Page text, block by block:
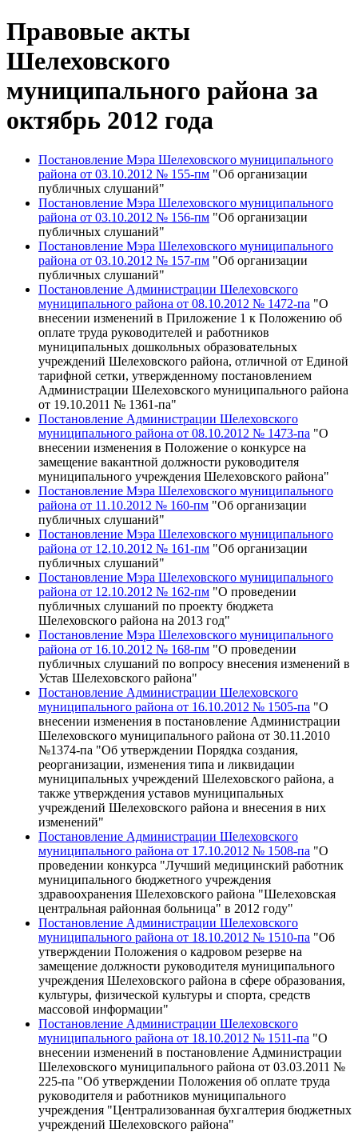
Правовые акты
Шелеховского
муниципального района за
октябрь 2012 года
Постановление Мэра Шелеховского муниципального
района от 03.10.2012 № 155-пм "Об организации
публичных слушаний"
Постановление Мэра Шелеховского муниципального
района от 03.10.2012 № 156-пм "Об организации
публичных слушаний"
Постановление Мэра Шелеховского муниципального
района от 03.10.2012 № 157-пм "Об организации
публичных слушаний"
Постановление Администрации Шелеховского
муниципального района от 08.10.2012 № 1472-па "О
внесении изменений в Приложение 1 к Положению об
оплате труда руководителей и работников
муниципальных дошкольных образовательных
учреждений Шелеховского района, отличной от Единой
тарифной сетки, утвержденному постановлением
Администрации Шелеховского муниципального района
от 19.10.2011 № 1361-па"
Постановление Администрации Шелеховского
муниципального района от 08.10.2012 № 1473-па "О
внесении изменения в Положение о конкурсе на
замещение вакантной должности руководителя
муниципального учреждения Шелеховского района"
Постановление Мэра Шелеховского муниципального
района от 11.10.2012 № 160-пм "Об организации
публичных слушаний"
Постановление Мэра Шелеховского муниципального
района от 12.10.2012 № 161-пм "Об организации
публичных слушаний"
Постановление Мэра Шелеховского муниципального
района от 12.10.2012 № 162-пм "О проведении
публичных слушаний по проекту бюджета
Шелеховского района на 2013 год"
Постановление Мэра Шелеховского муниципального
района от 16.10.2012 № 168-пм "О проведении
публичных слушаний по вопросу внесения изменений в
Устав Шелеховского района"
Постановление Администрации Шелеховского
муниципального района от 16.10.2012 № 1505-па "О
внесении изменения в постановление Администрации
Шелеховского муниципального района от 30.11.2010
№1374-па "Об утверждении Порядка создания,
реорганизации, изменения типа и ликвидации
муниципальных учреждений Шелеховского района, а
также утверждения уставов муниципальных
учреждений Шелеховского района и внесения в них
изменений"
Постановление Администрации Шелеховского
муниципального района от 17.10.2012 № 1508-па "О
проведении конкурса "Лучший медицинский работник
муниципального бюджетного учреждения
здравоохранения Шелеховского района "Шелеховская
центральная районная больница" в 2012 году"
Постановление Администрации Шелеховского
муниципального района от 18.10.2012 № 1510-па "Об
утверждении Положения о кадровом резерве на
замещение должности руководителя муниципального
учреждения Шелеховского района в сфере образования,
культуры, физической культуры и спорта, средств
массовой информации"
Постановление Администрации Шелеховского
муниципального района от 18.10.2012 № 1511-па "О
внесении изменений в постановление Администрации
Шелеховского муниципального района от 03.03.2011 №
225-па "Об утверждении Положения об оплате труда
руководителя и работников муниципального
учреждения "Централизованная бухгалтерия бюджетных
учреждений Шелеховского района"